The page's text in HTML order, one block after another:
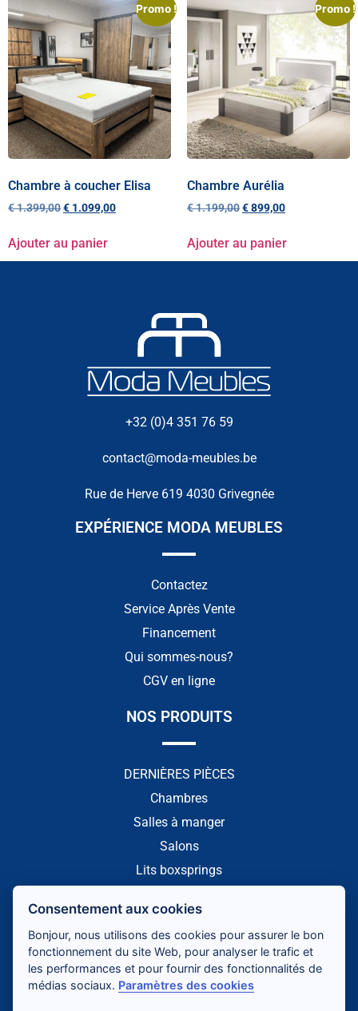
Promo !
Chambre à coucher Elisa
€1.399,00€ 1.099,00
Ajouter au panier
Promo !
Chambre Aurélia
€1.199,00€899,00
Ajouter au panier
+32 (0)4 351 76 59
contact@moda-meubles.be
Rue de Herve 619 4030 Grivegnée
EXPÉRIENCE MODA MEUBLES
Contactez
Service Après Vente
Financement
Qui sommes-nous?
CGV en ligne
NOS PRODUITS
DERNIÈRES PIÈCES
Chambres
Salles à manger
Salons
Lits boxsprings
NOTRE PAGE FACEBOOK
Consentement aux cookies
Bonjour, nous utilisons des cookies pour assurer le bon
fonctionnement du site Web, pour analyser le trafic et
les performances et pour fournir des fonctionnalités de
médias sociaux. Paramètres des cookies